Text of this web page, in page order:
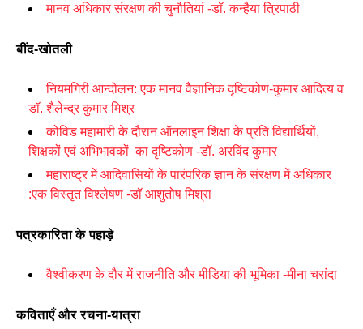
मानव अधिकार संरक्षण की चुनौतियां -डॉ. कन्हैया त्रिपाठी
बींद-खोतली
नियमगिरी आन्दोलन: एक मानव वैज्ञानिक दृष्टिकोण-कुमार आदित्य व
डॉ. शैलेन्द्र कुमार मिश्र
कोविड महामारी के दौरान ऑनलाइन शिक्षा के प्रति विद्यार्थियों,
शिक्षकों एवं अभिभावकों का दृष्टिकोण -डॉ. अरविंद कुमार
महाराष्ट्र में आदिवासियों के पारंपरिक ज्ञान के संरक्षण में अधिकार
:एक विस्तृत विश्लेषण -डॉ आशुतोष मिश्रा
पत्रकारिता के पहाड़े
वैश्वीकरण के दौर में राजनीति और मीडिया की भूमिका -मीना चरांदा
कविताएँ और रचना-यात्रा